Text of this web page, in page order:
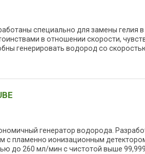
специально для замены гелия в
в отношении скорости,
генерировать водород со
генератор водорода.
с пламенно ионизационным
до 260 мл/мин с чистотой выше